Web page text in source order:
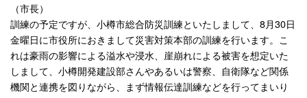
（市長）
訓練の予定ですが、小樽市総合防災訓練といたしまして、8月30日
金曜日に市役所におきまして災害対策本部の訓練を行います。こ
れは豪雨の影響による溢水や浸水、崖崩れによる被害を想定いた
しまして、小樽開発建設部さんやあるいは警察、自衛隊など関係
機関と連携を図りながら、まず情報伝達訓練などを行ってまいり